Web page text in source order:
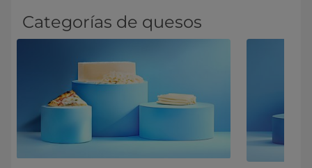
Categorías de quesos